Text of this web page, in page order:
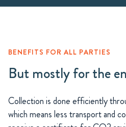
BENEFITS FOR ALL PARTIES
But mostly for the
Collection is done efficiently
which means less transport and